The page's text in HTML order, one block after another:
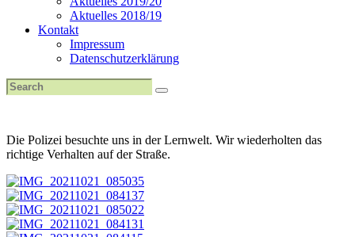
Aktuelles 2018/19
Kontakt
Impressum
Datenschutzerklärung
Die Polizei besuchte uns in der Lernwelt. Wir wiederholten das
richtige Verhalten auf der Straße.